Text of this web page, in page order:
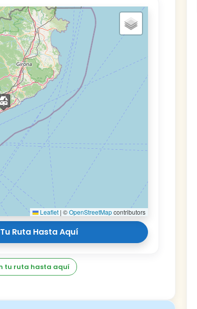
Leaflet | ©OpenStreetMapcontributors
Ruta Hasta Aquí
tu ruta hasta aquí